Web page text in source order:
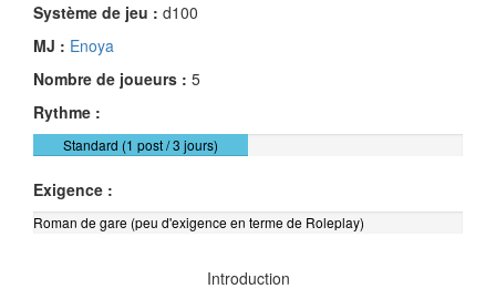
Système de jeu : d100
MJ : Enoya
Nombre de joueurs : 5
Rythme :
Standard (1 post / 3 jours)
Exigence :
Roman de gare (peu d'exigence en terme de Roleplay)
Introduction